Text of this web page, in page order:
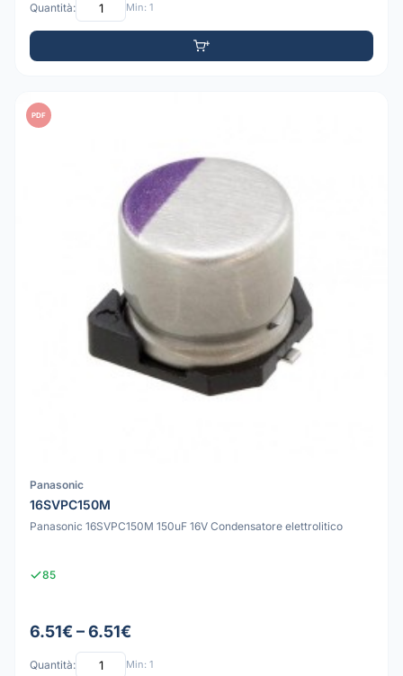
Quantità: Min: 1
PDF
Panasonic
16SVPC150M
Panasonic 16SVPC150M 150uF 16V Condensatore elettrolitico
85
6.51€ – 6.51€
Quantità: Min: 1